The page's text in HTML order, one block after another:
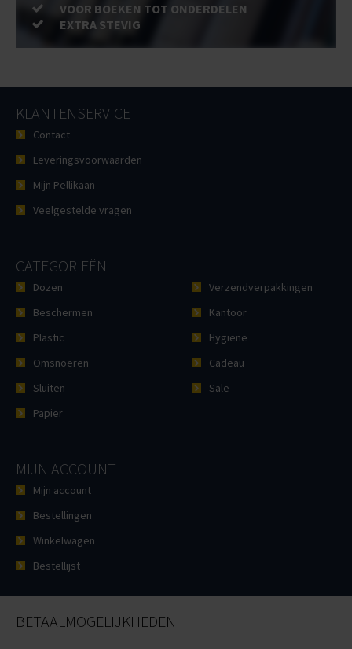
VOOR BOEKEN TOT ONDERDELEN
EXTRA STEVIG
KLANTENSERVICE
Contact
Leveringsvoorwaarden
Mijn Pellikaan
Veelgestelde vragen
CATEGORIEËN
Dozen
Beschermen
Plastic
Omsnoeren
Sluiten
Papier
Verzendverpakkingen
Kantoor
Hygiëne
Cadeau
Sale
MIJN ACCOUNT
Mijn account
Bestellingen
Winkelwagen
Bestellijst
BETAALMOGELIJKHEDEN